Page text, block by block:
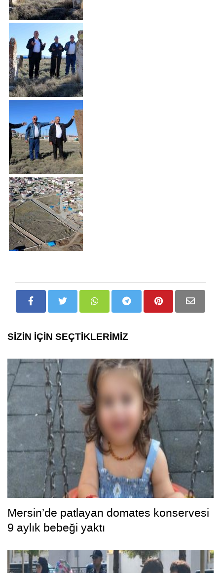
SİZİN İÇİN SEÇTİKLERİMİZ
Mersin’de patlayan domates konservesi
9 aylık bebeği yaktı